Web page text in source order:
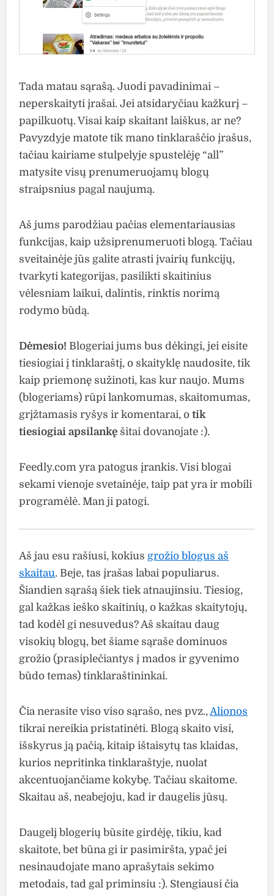
Tada matau sąrašą. Juodi pavadinimai –
neperskaityti įrašai. Jei atsidaryčiau kažkurį –
papilkuotų. Visai kaip skaitant laiškus, ar ne?
Pavyzdyje matote tik mano tinklaraščio įrašus,
tačiau kairiame stulpelyje spustelėję “all”
matysite visų prenumeruojamų blogų
straipsnius pagal naujumą.
Aš jums parodžiau pačias elementariausias
funkcijas, kaip užsiprenumeruoti blogą. Tačiau
sveitainėje jūs galite atrasti įvairių funkcijų,
tvarkyti kategorijas, pasilikti skaitinius
vėlesniam laikui, dalintis, rinktis norimą
rodymo būdą.
Dėmesio! Blogeriai jums bus dėkingi, jei eisite
tiesiogiai į tinklaraštį, o skaityklę naudosite, tik
kaip priemonę sužinoti, kas kur naujo. Mums
(blogeriams) rūpi lankomumas, skaitomumas,
grįžtamasis ryšys ir komentarai, o tik
tiesiogiai apsilankę šitai dovanojate :).
Feedly.com yra patogus įrankis. Visi blogai
sekami vienoje svetainėje, taip pat yra ir mobili
programėlė. Man ji patogi.
Aš jau esu rašiusi, kokius grožio blogus aš
skaitau. Beje, tas įrašas labai populiarus.
Šiandien sąrašą šiek tiek atnaujinsiu. Tiesiog,
gal kažkas ieško skaitinių, o kažkas skaitytojų,
tad kodėl gi nesuvedus? Aš skaitau daug
visokių blogų, bet šiame sąraše dominuos
grožio (prasiplečiantys į mados ir gyvenimo
būdo temas) tinklaraštininkai.
Čia nerasite viso viso sąrašo, nes pvz., Alionos
tikrai nereikia pristatinėti. Blogą skaito visi,
išskyrus ją pačią, kitaip ištaisytų tas klaidas,
kurios nepritinka tinklaraštyje, nuolat
akcentuojančiame kokybę. Tačiau skaitome.
Skaitau aš, neabejoju, kad ir daugelis jūsų.
Daugelį blogerių būsite girdėję, tikiu, kad
skaitote, bet būna gi ir pasimiršta, ypač jei
nesinaudojate mano aprašytais sekimo
metodais, tad gal priminsiu :). Stengiausi čia